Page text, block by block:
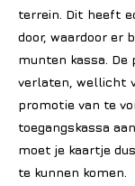
terrein. Dit heeft
door, waardoor er
munten kassa.
verlaten, wellicht
promotie van te
toegangskassa
moet je kaartje
te kunnen komen.